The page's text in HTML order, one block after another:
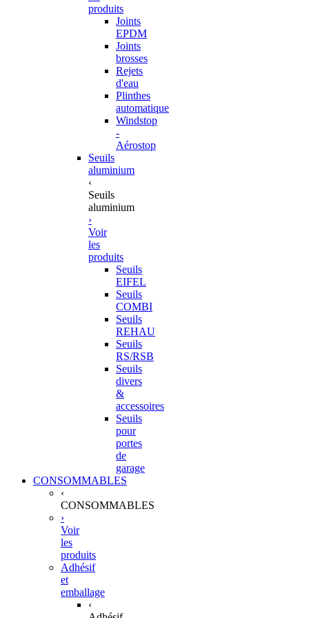
produits
Joints
EPDM
Joints
brosses
Rejets
d'eau
Plinthes
automatique
Windstop
-
Aérostop
Seuils
aluminium
‹
Seuils
aluminium
›
Voir
les
produits
Seuils
EIFEL
Seuils
COMBI
Seuils
REHAU
Seuils
RS/RSB
Seuils
divers
&
accessoires
Seuils
pour
portes
de
garage
CONSOMMABLES
‹
CONSOMMABLES
›
Voir
les
produits
Adhésif
et
emballage
‹